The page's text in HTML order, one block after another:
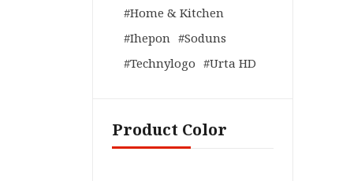
Home & Kitchen
Ihepon
Soduns
Technylogo
Urta HD
Product Color